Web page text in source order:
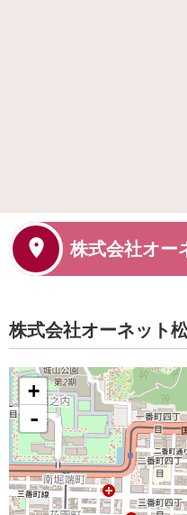
株式会社オー
株式会社オーネット
+
-